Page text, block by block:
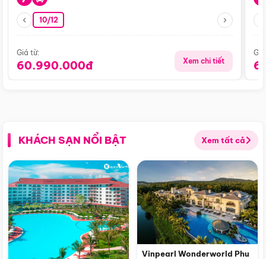
10/12
Giá từ:
60.990.000đ Xem chi tiết
KHÁCH SẠN NỔI BẬT Xem tất cả
Vinpearl Wonderworld Phu